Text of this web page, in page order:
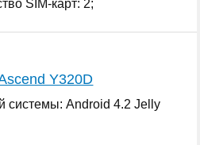
SIM-карт: 2;
Y320D
системы: Android 4.2 Jelly